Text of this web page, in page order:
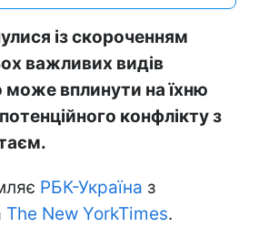
із скороченням
важливих видів
вплинути на їхню
конфлікту з
РБК-Україна з
The New YorkTimes.